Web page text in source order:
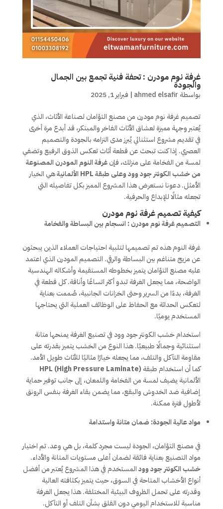
غرفة نوم مودرن : تحفة فنية تجمع بين الجمال
والجودة
بواسطة ahmed elsafir
| فبراير 1, 2025
تصميم غرفة نوم مودرن من مصنع التؤامان لصناعة الأثاث، الذي
يُعتبر وجهة مميزة لعشاق الأثاث الفاخر والمبتكر، قد أبدع مرة أخرى
في تقديم مشروع استثنائي يُبرز مدى التزامه بالجودة والتصميم
العصري. إذا كنت تبحث عن قطعة أثاث تعكس الذوق الرفيع وتضفي
لمسة من الفخامة على منزلك، فإنغرفة النوم المودرن المصنوعة
من خشب الكونتر جود وود وعلى طبقة HPL الألمانية
هي الخيار
الأمثل. دعونا نستعرض هذا المشروع المميز بكل تفاصيله التي
تجعله مثالًا للإبداع والحرفية.
كيفية تصميم غرفة نوم مودرن
التصميم غرفة نوم مودرن : انسجام بين البساطة والفخامة
غرفة النوم هذه تم تصميمها لتلبية احتياجات العملاء الذين يبحثون
عن مزيج متناغم بين البساطة والرقي. التصميم المودرن الذي اعتمد
عليه مصنع التؤامان يتميز بخطوطه المستقيمة وأشكاله الهندسية
الواضحة، مما يجعل الغرفة تبدو أكثر اتساعًا وأناقة. كل قطعة في
الغرفة، بدءًا من السرير وحتى الخزانات الجانبية، صُممت بعناية
لتعكس الحداثة مع الحفاظ على الوظائف العملية التي يحتاجها
المستخدم يوميًا.
استخدام خشب الكونتر جود وود في تصنيع الغرفة يمنحها متانة
استثنائية وجمالًا طبيعيًا. هذا النوع من الخشب يتميز بقدرته على
مقاومة التآكل والتلف، مما يجعله خيارًا مثاليًا للأثاث طويل الأمد.
كما أن استخدام طبقة HPL (High Pressure Laminate)
الألمانية يضيف لمسة من الفخامة واللمعان، إلى جانب توفير حماية
إضافية ضد الخدوش والبقع، مما يضمن بقاء الغرفة بنفس الرونق
لأطول فترة ممكنة.
مواد عالية الجودة: ضمان متانة واستدامة
في مصنع التؤامان، الجودة ليست مجرد كلمة، بل هي وعد. تم اختيار
مواد التصنيع بعناية فائقة لضمان أعلى مستويات المتانة والأداء.
خشب الكونتر جود وودالمستخدم في هذا المشروع يُعتبر من أفضل
أنواع الأخشاب المتاحة في السوق، حيث يتميز بكثافته العالية
وقدرته على تحمل الظروف البيئية المختلفة. هذا يجعل الغرفة
مناسبة للاستخدام اليومي دون القلق بشأن التلف أو التآكل.